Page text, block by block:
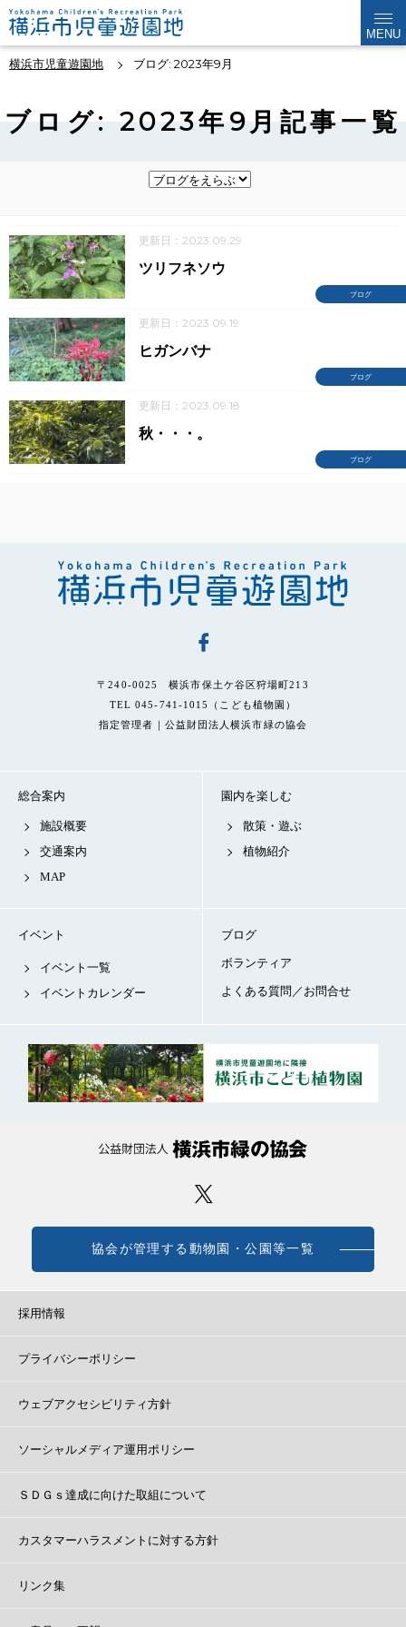
MENU
横浜市児童遊園地 ブログ: 2023年9月
ブログ: 2023年9月記事一覧
更新日：2023.09.29
ブログ
ツリフネソウ
更新日：2023.09.19
ブログ
ヒガンバナ
更新日：2023.09.18
ブログ
秋・・・。
〒240-0025 横浜市保土ケ谷区狩場町213
TEL 045-741-1015（こども植物園）
指定管理者｜公益財団法人横浜市緑の協会
総合案内
施設概要
交通案内
MAP
園内を楽しむ
散策・遊ぶ
植物紹介
イベント
イベント一覧
イベントカレンダー
ブログ
ボランティア
よくある質問／お問合せ
協会が管理する動物園・公園等一覧
採用情報
プライバシーポリシー
ウェブアクセシビリティ方針
ソーシャルメディア運用ポリシー
ＳＤＧｓ達成に向けた取組について
カスタマーハラスメントに対する方針
リンク集